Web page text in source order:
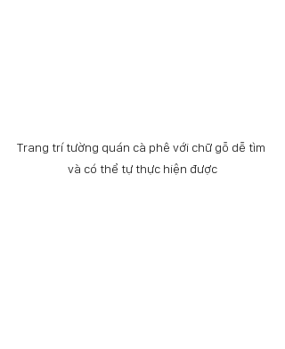
Trang trí tường quán cà phê với chữ gỗ dễ tìm
và có thể tự thực hiện được